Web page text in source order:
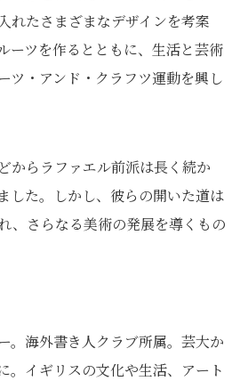
れたさまざまなデザインを考案
ーツを作るとともに、生活と芸術
ツ・アンド・クラフツ運動を興し
からラファエル前派は長く続か
した。しかし、彼らの開いた道は
、さらなる美術の発展を導くもの
。海外書き人クラブ所属。芸大か
。イギリスの文化や生活、アート